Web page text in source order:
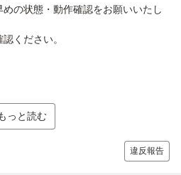
の状態・動作確認をお願いいたし
ください。
っと読む
違反報告